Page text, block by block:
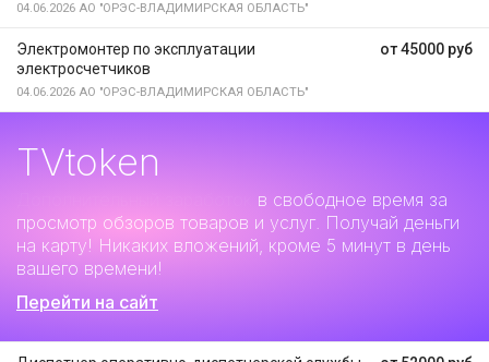
04.06.2026 АО "ОРЭС-ВЛАДИМИРСКАЯ ОБЛАСТЬ"
от 45000 руб
Электромонтер по эксплуатации
электросчетчиков
04.06.2026 АО "ОРЭС-ВЛАДИМИРСКАЯ ОБЛАСТЬ"
TVtoken
в свободное время за
просмотр обзоров товаров и услуг. Получай деньги
на карту! Никаких вложений, кроме 5 минут в день
вашего времени!
Перейти на сайт